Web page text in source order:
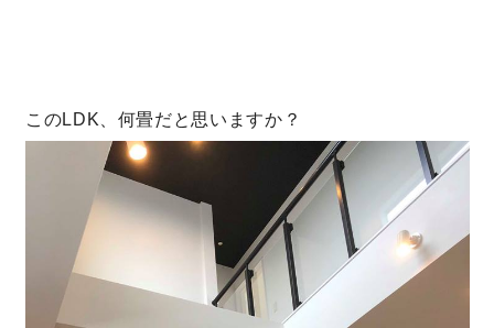
このLDK、何畳だと思いますか？